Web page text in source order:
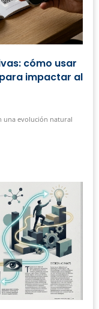
cómo usar
para impactar al
una evolución natural